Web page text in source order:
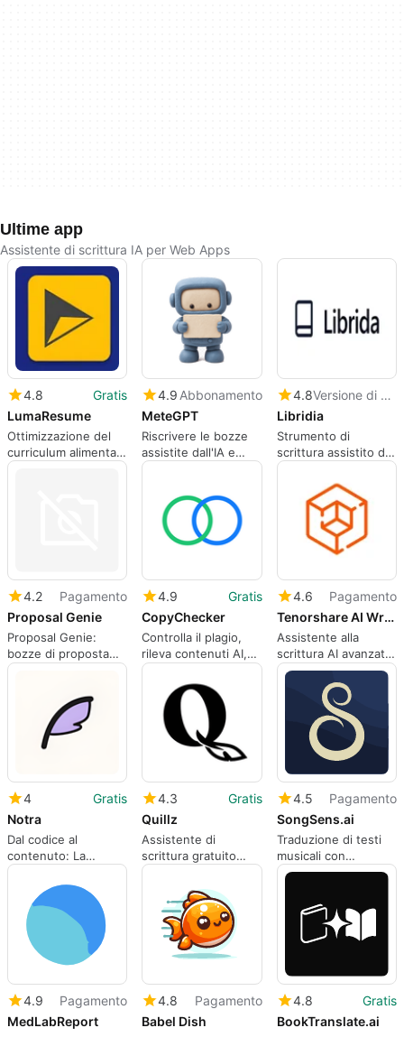
Ultime app
Assistente di scrittura IA per Web Apps
4.8
Gratis
LumaResume
Ottimizzazione del
curriculum alimentata
dall'IA
4.9 Abbonamento
MeteGPT
Riscrivere le bozze
assistite dall'IA e
rivedere i segnali dei
4.8
Versione di prova
Libridia
Strumento di
scrittura assistito da
AI per autori e
romanzieri
4.2
Pagamento
Proposal Genie
Proposal Genie:
bozze di proposta
assistite da AI per
4.9
Gratis
CopyChecker
Controlla il plagio,
rileva contenuti AI,
correggi la
grammatica e
migliora la scrittura
con una piattaforma
gratuita.
4.6
Pagamento
Tenorshare AI Writer
Assistente alla
scrittura AI avanzato
per la creazione di
contenuti gratuiti
4
Gratis
Notra
Dal codice al
contenuto: La
Rivoluzione Notra
4.3
Gratis
Quillz
Assistente di
scrittura gratuito
alimentato da
intelligenza artificiale
per studenti
4.5
Pagamento
SongSens.ai
Traduzione di testi
musicali con
SongSens.ai
4.9
Pagamento
MedLabReport
4.8
Pagamento
Babel Dish
4.8
Gratis
BookTranslate.ai